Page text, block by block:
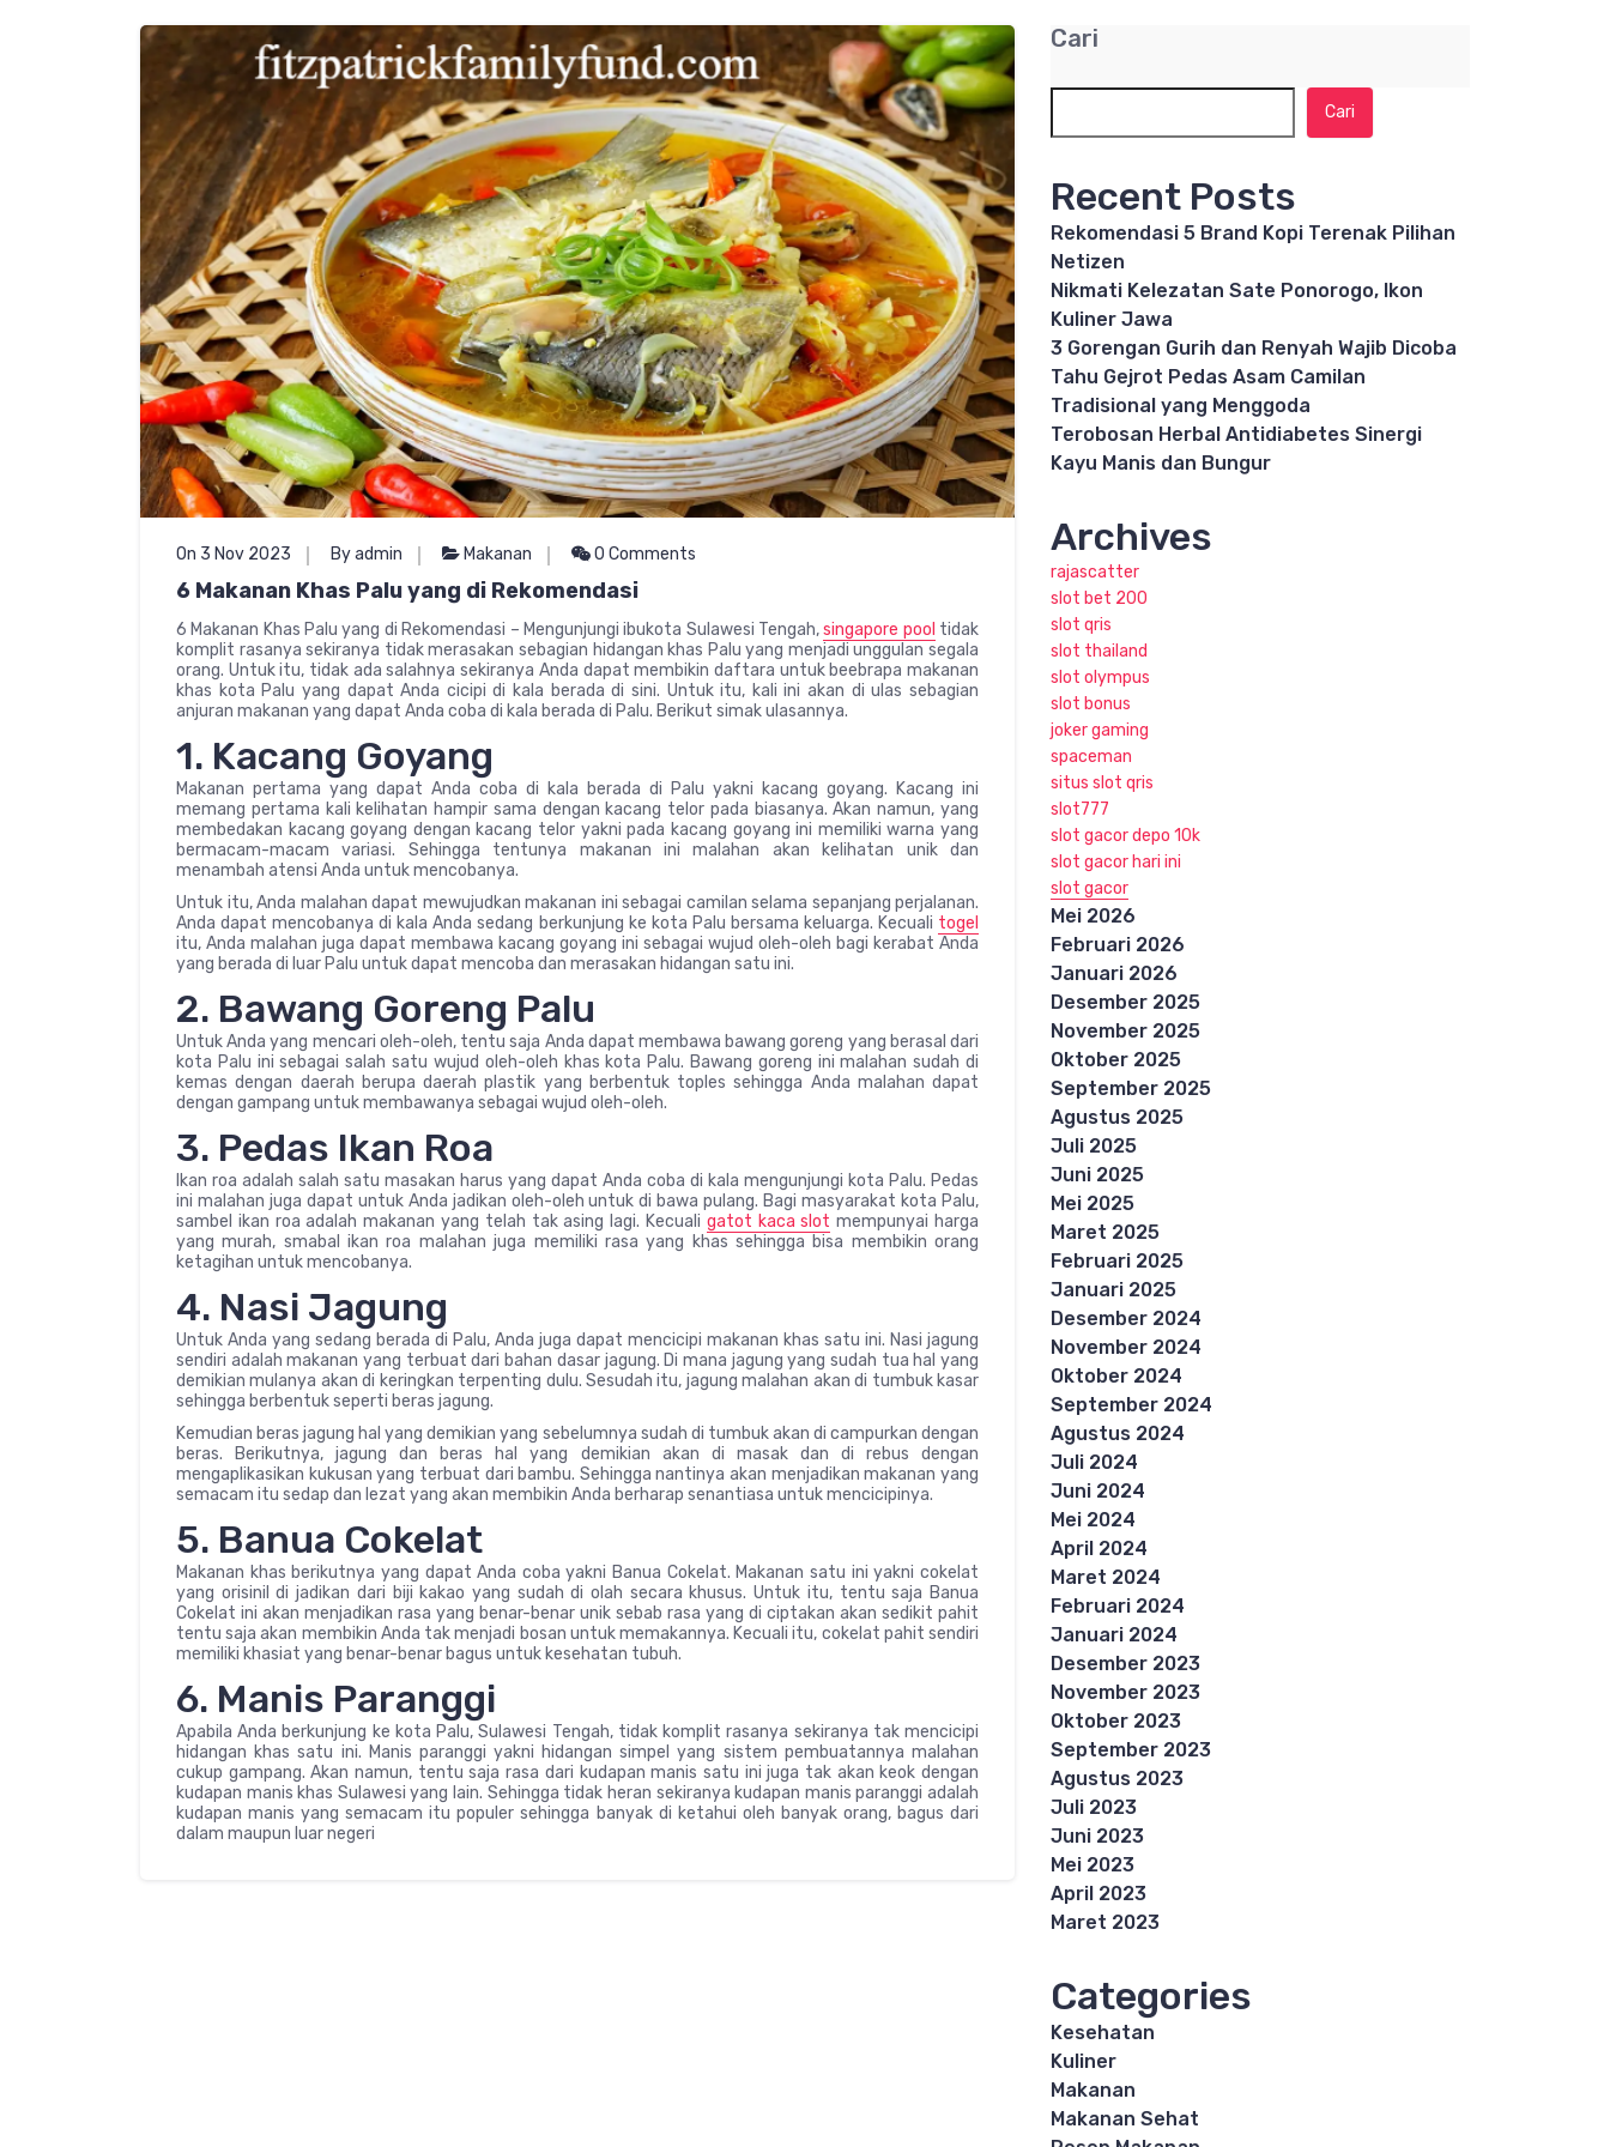
On 3 Nov 2023 By admin Makanan 0 Comments
6 Makanan Khas Palu yang di Rekomendasi
6 Makanan Khas Palu yang di Rekomendasi – Mengunjungi ibukota Sulawesi Tengah,singapore pool tidak
komplit rasanya sekiranya tidak merasakan sebagian hidangan khas Palu yang menjadi unggulan segala
orang. Untuk itu, tidak ada salahnya sekiranya Anda dapat membikin daftara untuk beebrapa makanan
khas kota Palu yang dapat Anda cicipi di kala berada di sini. Untuk itu, kali ini akan di ulas sebagian
anjuran makanan yang dapat Anda coba di kala berada di Palu. Berikut simak ulasannya.
1. Kacang Goyang
Makanan pertama yang dapat Anda coba di kala berada di Palu yakni kacang goyang. Kacang ini
memang pertama kali kelihatan hampir sama dengan kacang telor pada biasanya. Akan namun, yang
membedakan kacang goyang dengan kacang telor yakni pada kacang goyang ini memiliki warna yang
bermacam-macam variasi. Sehingga tentunya makanan ini malahan akan kelihatan unik dan
menambah atensi Anda untuk mencobanya.
Untuk itu, Anda malahan dapat mewujudkan makanan ini sebagai camilan selama sepanjang perjalanan.
Anda dapat mencobanya di kala Anda sedang berkunjung ke kota Palu bersama keluarga. Kecuali togel
itu, Anda malahan juga dapat membawa kacang goyang ini sebagai wujud oleh-oleh bagi kerabat Anda
yang berada di luar Palu untuk dapat mencoba dan merasakan hidangan satu ini.
2. Bawang Goreng Palu
Untuk Anda yang mencari oleh-oleh, tentu saja Anda dapat membawa bawang goreng yang berasal dari
kota Palu ini sebagai salah satu wujud oleh-oleh khas kota Palu. Bawang goreng ini malahan sudah di
kemas dengan daerah berupa daerah plastik yang berbentuk toples sehingga Anda malahan dapat
dengan gampang untuk membawanya sebagai wujud oleh-oleh.
3. Pedas Ikan Roa
Ikan roa adalah salah satu masakan harus yang dapat Anda coba di kala mengunjungi kota Palu. Pedas
ini malahan juga dapat untuk Anda jadikan oleh-oleh untuk di bawa pulang. Bagi masyarakat kota Palu,
sambel ikan roa adalah makanan yang telah tak asing lagi. Kecuali gatot kaca slot mempunyai harga
yang murah, smabal ikan roa malahan juga memiliki rasa yang khas sehingga bisa membikin orang
ketagihan untuk mencobanya.
4. Nasi Jagung
Untuk Anda yang sedang berada di Palu, Anda juga dapat mencicipi makanan khas satu ini. Nasi jagung
sendiri adalah makanan yang terbuat dari bahan dasar jagung. Di mana jagung yang sudah tua hal yang
demikian mulanya akan di keringkan terpenting dulu. Sesudah itu, jagung malahan akan di tumbuk kasar
sehingga berbentuk seperti beras jagung.
Kemudian beras jagung hal yang demikian yang sebelumnya sudah di tumbuk akan di campurkan dengan
beras. Berikutnya, jagung dan beras hal yang demikian akan di masak dan di rebus dengan
mengaplikasikan kukusan yang terbuat dari bambu. Sehingga nantinya akan menjadikan makanan yang
semacam itu sedap dan lezat yang akan membikin Anda berharap senantiasa untuk mencicipinya.
5. Banua Cokelat
Makanan khas berikutnya yang dapat Anda coba yakni Banua Cokelat. Makanan satu ini yakni cokelat
yang orisinil di jadikan dari biji kakao yang sudah di olah secara khusus. Untuk itu, tentu saja Banua
Cokelat ini akan menjadikan rasa yang benar-benar unik sebab rasa yang di ciptakan akan sedikit pahit
tentu saja akan membikin Anda tak menjadi bosan untuk memakannya. Kecuali itu, cokelat pahit sendiri
memiliki khasiat yang benar-benar bagus untuk kesehatan tubuh.
6. Manis Paranggi
Apabila Anda berkunjung ke kota Palu, Sulawesi Tengah, tidak komplit rasanya sekiranya tak mencicipi
hidangan khas satu ini. Manis paranggi yakni hidangan simpel yang sistem pembuatannya malahan
cukup gampang. Akan namun, tentu saja rasa dari kudapan manis satu ini juga tak akan keok dengan
kudapan manis khas Sulawesi yang lain. Sehingga tidak heran sekiranya kudapan manis paranggi adalah
kudapan manis yang semacam itu populer sehingga banyak di ketahui oleh banyak orang, bagus dari
dalam maupun luar negeri
Cari
Cari
Recent Posts
Rekomendasi 5 Brand Kopi Terenak Pilihan
Netizen
Nikmati Kelezatan Sate Ponorogo, Ikon
Kuliner Jawa
3 Gorengan Gurih dan Renyah Wajib Dicoba
Tahu Gejrot Pedas Asam Camilan
Tradisional yang Menggoda
Terobosan Herbal Antidiabetes Sinergi
Kayu Manis dan Bungur
Archives
rajascatter
slot bet 200
slot qris
slot thailand
slot olympus
slot bonus
joker gaming
spaceman
situs slot qris
slot777
slot gacor depo 10k
slot gacor hari ini
slot gacor
Mei 2026
Februari 2026
Januari 2026
Desember 2025
November 2025
Oktober 2025
September 2025
Agustus 2025
Juli 2025
Juni 2025
Mei 2025
Maret 2025
Februari 2025
Januari 2025
Desember 2024
November 2024
Oktober 2024
September 2024
Agustus 2024
Juli 2024
Juni 2024
Mei 2024
April 2024
Maret 2024
Februari 2024
Januari 2024
Desember 2023
November 2023
Oktober 2023
September 2023
Agustus 2023
Juli 2023
Juni 2023
Mei 2023
April 2023
Maret 2023
Categories
Kesehatan
Kuliner
Makanan
Makanan Sehat